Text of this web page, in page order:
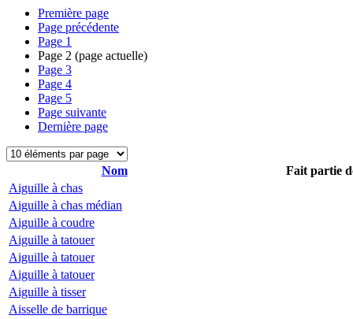
Première page
Page précédente
Page 1
Page 2 (page actuelle)
Page 3
Page 4
Page 5
Page suivante
Dernière page
Nom
Fait partie
Aiguille à chas
Aiguille à chas médian
Aiguille à coudre
Aiguille à tatouer
Aiguille à tatouer
Aiguille à tatouer
Aiguille à tisser
Aisselle de barrique